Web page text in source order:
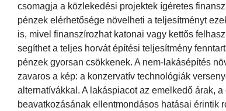
csomagja a közlekedési projektek ígéretes
pénzek elérhetősége növelheti a teljesítményt
is, mivel finanszírozhat katonai vagy kettős
segíthet a teljes horvát építési teljesítmény
pénzek gyorsan csökkenek. A nem-lakásépítés
zavaros a kép: a konzervatív technológiák
alternatívákkal. A lakáspiacot az emelkedő árak,
beavatkozásának ellentmondásos hatásai érintik